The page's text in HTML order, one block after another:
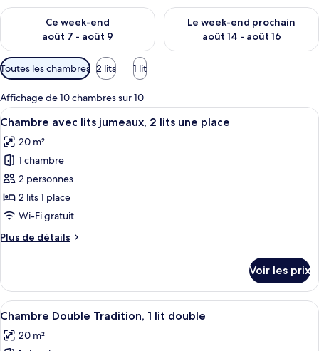
é
s
p
e
Ce week-end
août 7 - août 9
Vérifier la disponibilité pour ce week-end août 7 - août 9
Le week-end prochain
août 14 - août 16
Vérifier la disponibilité pour
Filtres
disponibles
pour
les
chambres
Toutes les chambres 2 lits 1 lit
Affichage de 10 chambres sur 10
Afficher
toutes
les
photos
pour
ce
type
chambre :
lits
jumeaux,
2
lits
Une chambre d’hôtel avec deux lits,
3
Chambre avec lits jumeaux, 2 lits une place
20 m²
1 chambre
2 personnes
2 lits 1 place
Wi-Fi gratuit
Plus de détails
Plus
le
type
de
Chambre
Voir les prix
Afficher
toutes
les
Un lit bien fait, recouvert d’un plaid
4
Chambre Double Tradition, 1 lit double
20 m²